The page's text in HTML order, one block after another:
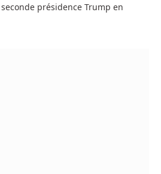
seconde présidence Trump en